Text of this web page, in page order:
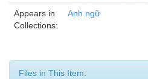
Appears in
Collections:
Anh ngữ
Files in This Item: